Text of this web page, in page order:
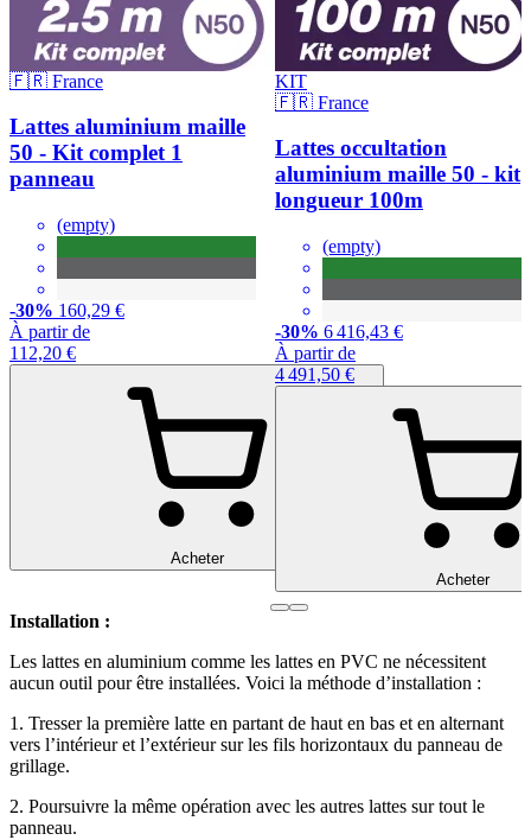
🇫🇷 France
Lattes aluminium maille
50 - Kit complet 1
panneau
(empty)
-30% 160,29 €
À partir de
112,20 €
Acheter
KIT
🇫🇷 France
Lattes occultation
aluminium maille 50 - kit
longueur 100m
(empty)
-30% 6 416,43 €
À partir de
4 491,50 €
Acheter
Installation :
Les lattes en aluminium comme les lattes en PVC ne nécessitent
aucun outil pour être installées. Voici la méthode d’installation :
1. Tresser la première latte en partant de haut en bas et en alternant
vers l’intérieur et l’extérieur sur les fils horizontaux du panneau de
grillage.
2. Poursuivre la même opération avec les autres lattes sur tout le
panneau.